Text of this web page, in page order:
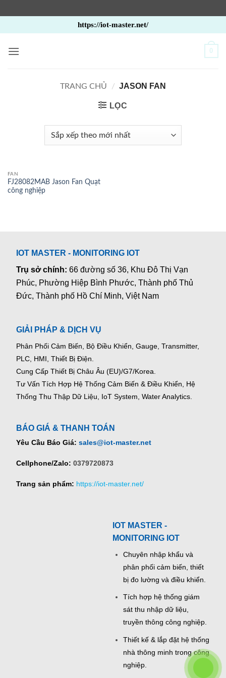
qua
nội
https://iot-master.net/
0
TRANG CHỦ / JASON FAN
LỌC
FAN
FJ28082MAB Jason Fan Quạt
công nghiệp
IOT MASTER - MONITORING IOT
Trụ sở chính:66 đường số 36, Khu Đô Thị Vạn
Phúc, Phường Hiệp Bình Phước, Thành phố Thủ
Đức, Thành phố Hồ Chí Minh, Việt Nam
GIẢI PHÁP & DỊCH VỤ
Phân Phối Cảm Biến, Bộ Điều Khiển, Gauge, Transmitter,
PLC, HMI, Thiết Bị Điện.
Cung Cấp Thiết Bị Châu Âu (EU)/G7/Korea.
Tư Vấn Tích Hợp Hệ Thống Cảm Biến & Điều Khiển, Hệ
Thống Thu Thập Dữ Liệu, IoT System, Water Analytics.
BÁO GIÁ & THANH TOÁN
Yêu Cầu Báo Giá: sales@iot-master.net
Cellphone/Zalo: 0379720873
Trang sản phẩm: https://iot-master.net/
IOT MASTER -
MONITORING IOT
Chuyên nhập khẩu và
phân phối cảm biến, thiết
bị đo lường và điều khiển.
Tích hợp hệ thống giám
sát thu nhập dữ liệu,
truyền thông công nghiệp.
Thiết kế & lắp đặt hệ thống
nhà thông minh trong công
nghiệp.